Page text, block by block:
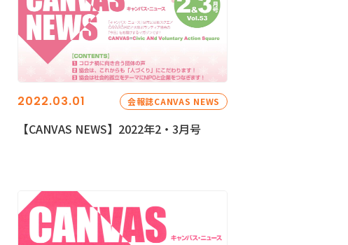
2022.03.01 会報誌CANVAS NEWS
【CANVAS NEWS】2022年2・3月号